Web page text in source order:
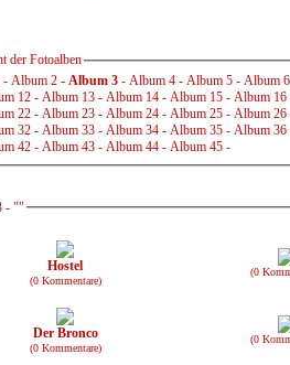
der Fotoalben
- Album 2 - Album 3 - Album 4 - Album 5 - Album 6
12 - Album 13 - Album 14 - Album 15 - Album 16
22 - Album 23 - Album 24 - Album 25 - Album 26
32 - Album 33 - Album 34 - Album 35 - Album 36
42 - Album 43 - Album 44 - Album 45 -
- ""
Hostel
(0 Kommentare)
(0
Der Bronco
(0 Kommentare)
(0